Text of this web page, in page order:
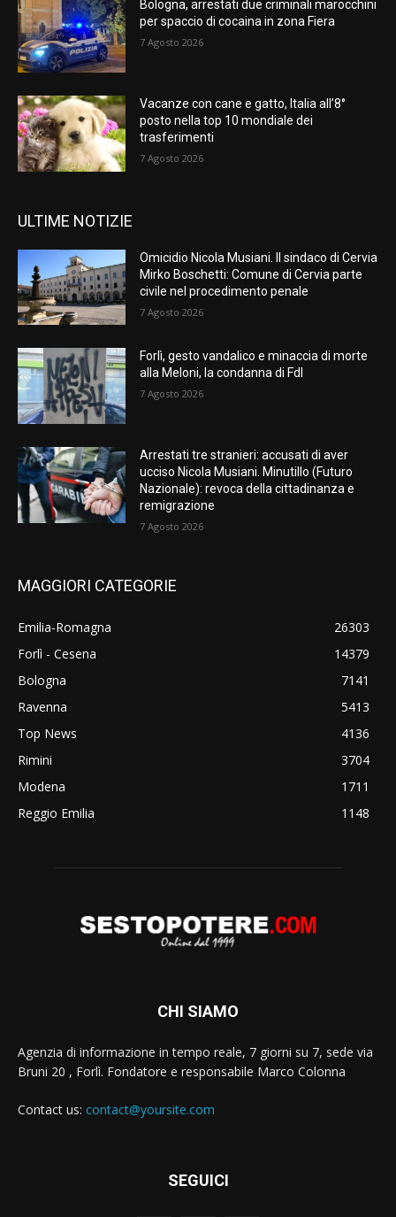
Bologna, arrestati due criminali marocchini
per spaccio di cocaina in zona Fiera
7 Agosto 2026
Vacanze con cane e gatto, Italia all’8°
posto nella top 10 mondiale dei
trasferimenti
7 Agosto 2026
ULTIME NOTIZIE
Omicidio Nicola Musiani. Il sindaco di Cervia
Mirko Boschetti: Comune di Cervia parte
civile nel procedimento penale
7 Agosto 2026
Forlì, gesto vandalico e minaccia di morte
alla Meloni, la condanna di FdI
7 Agosto 2026
Arrestati tre stranieri: accusati di aver
ucciso Nicola Musiani. Minutillo (Futuro
Nazionale): revoca della cittadinanza e
remigrazione
7 Agosto 2026
MAGGIORI CATEGORIE
Emilia-Romagna
26303
Forlì - Cesena
14379
Bologna
7141
Ravenna
5413
Top News
4136
Rimini
3704
Modena
1711
Reggio Emilia
1148
CHI SIAMO
Agenzia di informazione in tempo reale, 7 giorni su 7, sede via
Bruni 20 , Forlì. Fondatore e responsabile Marco Colonna
Contact us: contact@yoursite.com
SEGUICI